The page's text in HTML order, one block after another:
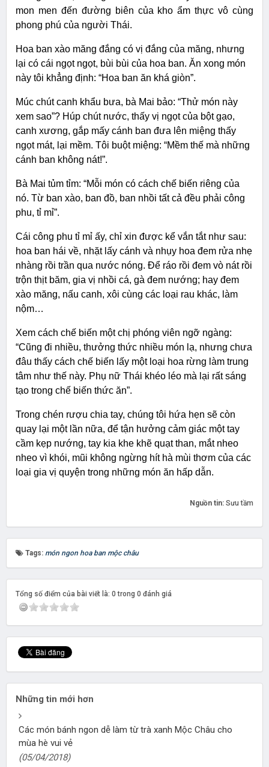
mon men đến đường biên của kho ẩm thực vô cùng
phong phú của người Thái.
Hoa ban xào măng đắng có vị đắng của măng, nhưng
lại có cái ngọt ngọt, bùi bùi của hoa ban. Ăn xong món
này tôi khẳng định: “Hoa ban ăn khá giòn”.
Múc chút canh khẩu bưa, bà Mai bảo: “Thử món này
xem sao”? Húp chút nước, thấy vị ngọt của bột gạo,
canh xương, gắp mấy cánh ban đưa lên miệng thấy
ngọt mát, lại mềm. Tôi buột miệng: “Mềm thế mà những
cánh ban không nát!”.
Bà Mai tủm tỉm: “Mỗi món có cách chế biến riêng của
nó. Từ ban xào, ban đồ, ban nhồi tất cả đều phải công
phu, tỉ mỉ”.
Cái công phu tỉ mỉ ấy, chỉ xin được kể vắn tắt như sau:
hoa ban hái về, nhặt lấy cánh và nhụy hoa đem rửa nhẹ
nhàng rồi trần qua nước nóng. Để ráo rồi đem vò nát rồi
trộn thịt băm, gia vị nhồi cá, gà đem nướng; hay đem
xào măng, nấu canh, xôi cùng các loại rau khác, làm
nộm…
Xem cách chế biến một chị phóng viên ngỡ ngàng:
“Cũng đi nhiều, thưởng thức nhiều món lạ, nhưng chưa
đâu thấy cách chế biến lấy một loại hoa rừng làm trung
tâm như thế này. Phụ nữ Thái khéo léo mà lại rất sáng
tạo trong chế biến thức ăn”.
Trong chén rượu chia tay, chúng tôi hứa hẹn sẽ còn
quay lại một lần nữa, để tận hưởng cảm giác một tay
cầm kẹp nướng, tay kia khe khẽ quạt than, mắt nheo
nheo vì khói, mũi không ngừng hít hà mùi thơm của các
loại gia vị quyện trong những món ăn hấp dẫn.
Nguồn tin: Sưu tầm
Tags: món ngon hoa ban mộc châu
Tổng số điểm của bài viết là: 0 trong 0 đánh giá
Những tin mới hơn
Các món bánh ngon dễ làm từ trà xanh Mộc Châu cho
mùa hè vui vẻ
(05/04/2018)